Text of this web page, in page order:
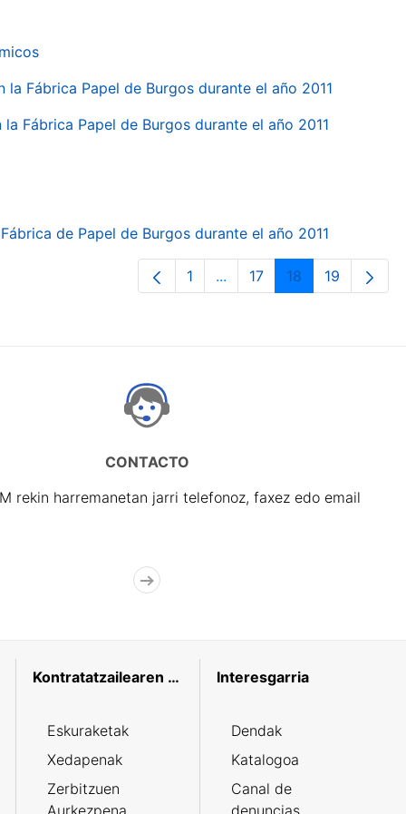
Fábrica Papel de Burgos durante el año 2011
Fábrica Papel de Burgos durante el año 2011
de Papel de Burgos durante el año 2011
Orrialdea
1 ...Intermediate Pages Use
Orrialdea
17 Orrialdea
18 Orrialdea
19
CONTACTO
rekin harremanetan jarri telefonoz, faxez edo email
Kontratatzailearen profila
Eskuraketak
Xedapenak
Zerbitzuen
Aurkezpena
Interesgarria
Dendak
Katalogoa
Canal de
denuncias